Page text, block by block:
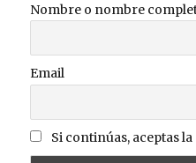
Nombre o nombre
Email
Si continúas, aceptas